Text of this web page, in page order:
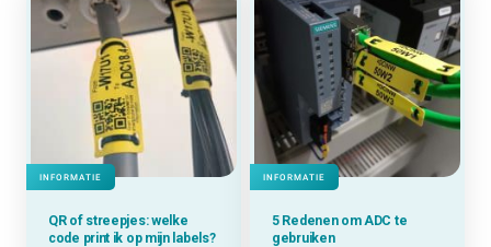
INFORMATIE
QR of streepjes: welke
code print ik op mijn labels?
INFORMATIE
5 Redenen om ADC te
gebruiken